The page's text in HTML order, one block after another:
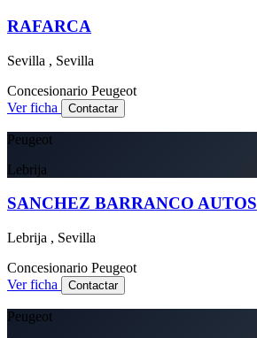
RAFARCA
Sevilla , Sevilla
Concesionario Peugeot
Ver ficha
Contactar
Peugeot
Lebrija
SANCHEZ BARRANCO AUTOS
Lebrija , Sevilla
Concesionario Peugeot
Ver ficha
Contactar
Peugeot